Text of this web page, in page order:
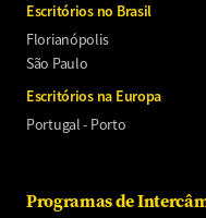
Escritórios no Brasil
Florianópolis
São Paulo
Escritórios na Europa
Portugal - Porto
Programas de